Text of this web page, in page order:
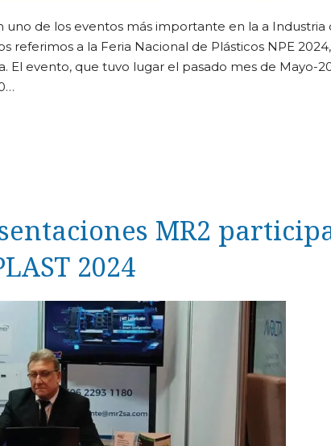
de los eventos más importante en la a Industria
referimos a la Feria Nacional de Plásticos NPE
El evento, que tuvo lugar el pasado mes de Mayo-
MR2
2024